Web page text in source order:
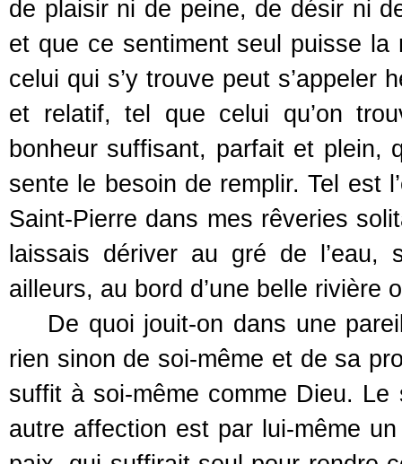
de plaisir ni de peine, de désir ni
et que ce sentiment seul puisse
celui qui s’y trouve peut s’appeler
et relatif, tel que celui qu’on
bonheur suffisant, parfait et plein,
sente le besoin de remplir. Tel est
Saint-Pierre dans mes rêveries
laissais dériver au gré de
ailleurs, au bord d’une belle rivière
De quoi jouit-on dans une
rien sinon de soi-même et de sa
suffit à soi-même comme Dieu. Le
autre affection est par lui-même